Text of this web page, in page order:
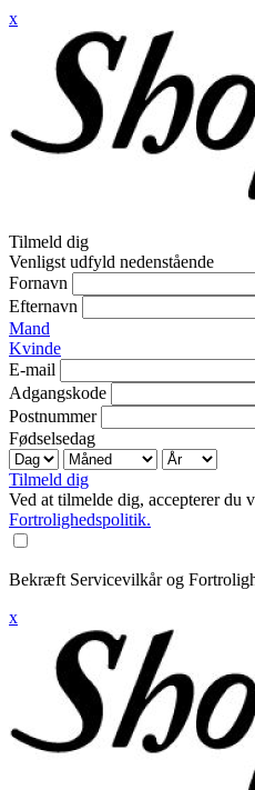
x
Tilmeld dig
Venligst udfyld nedenstående
Fornavn
Efternavn
Mand
Kvinde
E-mail
Adgangskode
Postnummer
Fødselsedag
Tilmeld dig
Ved at tilmelde dig, accepterer du
Fortrolighedspolitik.
Bekræft Servicevilkår og
x